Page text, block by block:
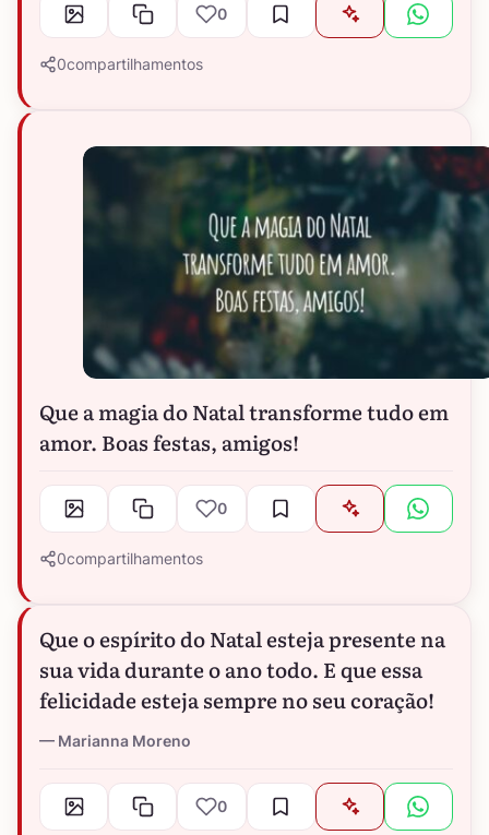
0
0compartilhamentos
Que a magia do Natal transforme tudo em
amor. Boas festas, amigos!
0
0compartilhamentos
Que o espírito do Natal esteja presente na
sua vida durante o ano todo. E que essa
felicidade esteja sempre no seu coração!
Marianna Moreno
0